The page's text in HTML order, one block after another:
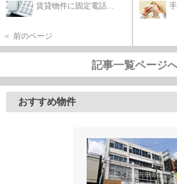
賃貸物件に固定電話...
＜ 前のページ
記事一覧ページ
おすすめ物件